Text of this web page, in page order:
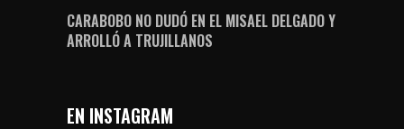
CARABOBO NO DUDÓ EN EL MISAEL DELGADO Y
ARROLLÓ A TRUJILLANOS
EN INSTAGRAM